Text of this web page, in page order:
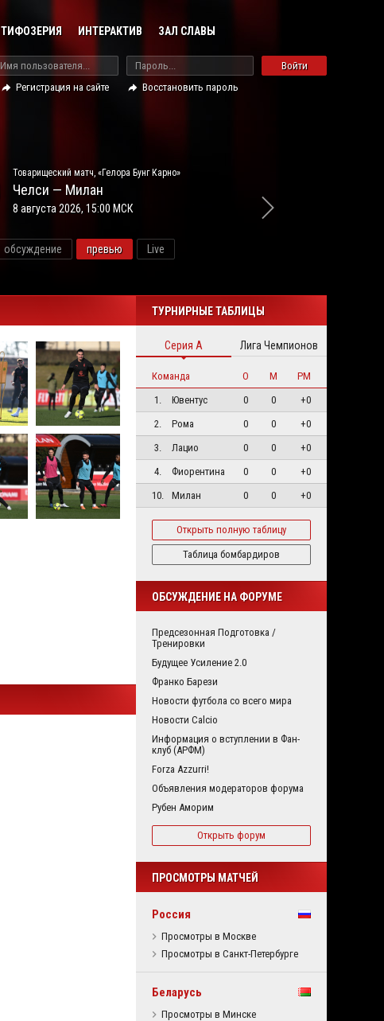
ТИФОЗЕРИЯ ИНТЕРАКТИВ ЗАЛ СЛАВЫ
Войти
Регистрация на сайте
Восстановить пароль
Товарищеский матч, «Гелора Бунг Карно»
Челси — Милан
8 августа 2026, 15:00 МСК
обсуждение превью Live
ТУРНИРНЫЕ ТАБЛИЦЫ
Серия А Лига Чемпионов
Команда О М
РМ
1.
Ювентус 0 0
+0
2.
Рома 0 0
+0
3.
Лацио 0 0
+0
4.
Фиорентина 0 0
+0
10.
Милан 0 0 +0
Открыть полную таблицу
Таблица бомбардиров
ОБСУЖДЕНИЕ НА ФОРУМЕ
Предсезонная Подготовка /
Тренировки
Будущее Усиление 2.0
Франко Барези
Новости футбола со всего мира
Новости Calcio
Информация о вступлении в Фан-
клуб (АРФМ)
Forza Azzurri!
Объявления модераторов форума
Рубен Аморим
Открыть форум
ПРОСМОТРЫ МАТЧЕЙ
Россия
Просмотры в Москве
Просмотры в Санкт-Петербурге
Беларусь
Просмотры в Минске